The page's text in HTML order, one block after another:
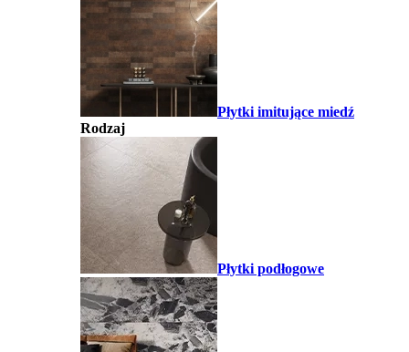
Płytki imitujące miedź
Rodzaj
Płytki podłogowe